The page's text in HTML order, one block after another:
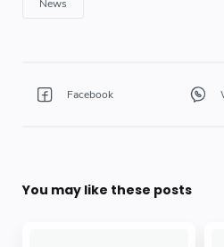
You may like these posts